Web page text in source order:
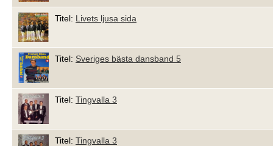
Titel: Livets ljusa sida
Titel: Sveriges bästa dansband 5
Titel: Tingvalla 3
Titel: Tingvalla 3